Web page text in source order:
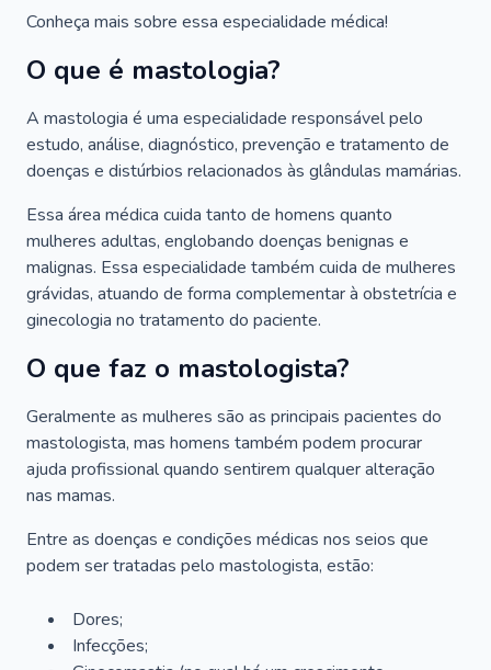
Conheça mais sobre essa especialidade médica!
O que é mastologia?
A mastologia é uma especialidade responsável pelo
estudo, análise, diagnóstico, prevenção e tratamento de
doenças e distúrbios relacionados às glândulas mamárias.
Essa área médica cuida tanto de homens quanto
mulheres adultas, englobando doenças benignas e
malignas. Essa especialidade também cuida de mulheres
grávidas, atuando de forma complementar à obstetrícia e
ginecologia no tratamento do paciente.
O que faz o mastologista?
Geralmente as mulheres são as principais pacientes do
mastologista, mas homens também podem procurar
ajuda profissional quando sentirem qualquer alteração
nas mamas.
Entre as doenças e condições médicas nos seios que
podem ser tratadas pelo mastologista, estão:
Dores;
Infecções;